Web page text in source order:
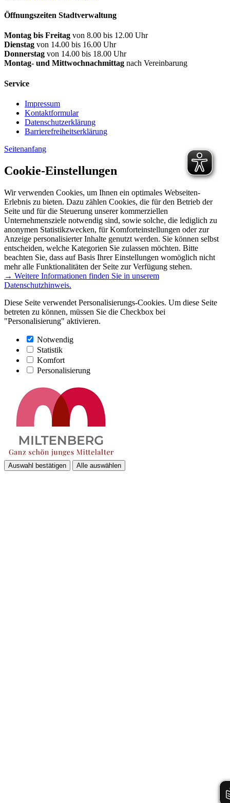
Öffnungszeiten Stadtverwaltung
Montag bis Freitag von 8.00 bis 12.00 Uhr
Dienstag von 14.00 bis 16.00 Uhr
Donnerstag von 14.00 bis 18.00 Uhr
Montag- und Mittwochnachmittag nach Vereinbarung
Service
Impressum
Kontaktformular
Datenschutzerklärung
Barrierefreiheitserklärung
Seitenanfang
Cookie-Einstellungen
Wir verwenden Cookies, um Ihnen ein optimales Webseiten-
Erlebnis zu bieten. Dazu zählen Cookies, die für den Betrieb der
Seite und für die Steuerung unserer kommerziellen
Unternehmensziele notwendig sind, sowie solche, die lediglich zu
anonymen Statistikzwecken, für Komforteinstellungen oder zur
Anzeige personalisierter Inhalte genutzt werden. Sie können selbst
entscheiden, welche Kategorien Sie zulassen möchten. Bitte
beachten Sie, dass auf Basis Ihrer Einstellungen womöglich nicht
mehr alle Funktionalitäten der Seite zur Verfügung stehen.
→ Weitere Informationen finden Sie in unserem
Datenschutzhinweis.
Diese Seite verwendet Personalisierungs-Cookies. Um diese Seite
betreten zu können, müssen Sie die Checkbox bei
"Personalisierung" aktivieren.
Notwendig
Statistik
Komfort
Personalisierung
Auswahl bestätigen Alle auswählen